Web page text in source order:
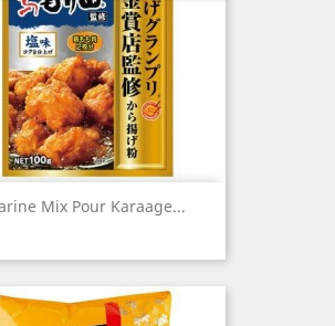
Mix Pour Karaage...